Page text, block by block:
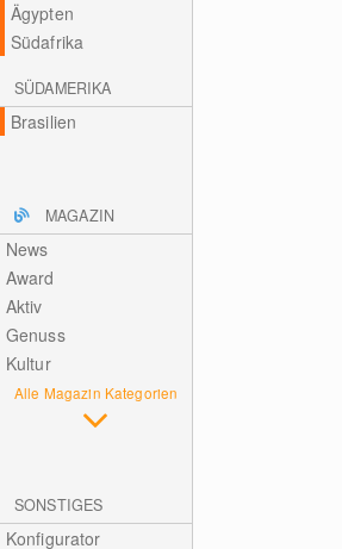
Ägypten
Südafrika
SÜDAMERIKA
Brasilien
MAGAZIN
News
Award
Aktiv
Genuss
Kultur
Alle Magazin Kategorien
SONSTIGES
Konfigurator